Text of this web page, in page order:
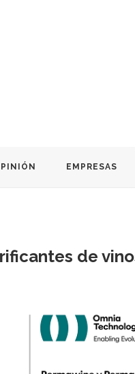
EMPRESAS
de